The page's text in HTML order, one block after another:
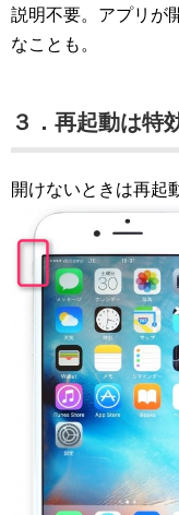
説明不要。アプリが
なことも。
３．再起動は特
開けないときは再起